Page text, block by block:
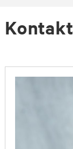
Kontakt